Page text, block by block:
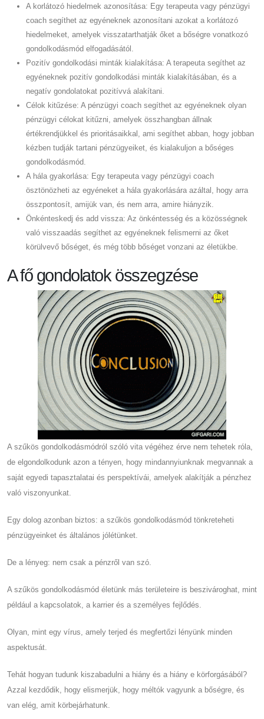
A korlátozó hiedelmek azonosítása: Egy terapeuta vagy pénzügyi
coach segíthet az egyéneknek azonosítani azokat a korlátozó
hiedelmeket, amelyek visszatarthatják őket a bőségre vonatkozó
gondolkodásmód elfogadásától.
Pozitív gondolkodási minták kialakítása: A terapeuta segíthet az
egyéneknek pozitív gondolkodási minták kialakításában, és a
negatív gondolatokat pozitívvá alakítani.
Célok kitűzése: A pénzügyi coach segíthet az egyéneknek olyan
pénzügyi célokat kitűzni, amelyek összhangban állnak
értékrendjükkel és prioritásaikkal, ami segíthet abban, hogy jobban
kézben tudják tartani pénzügyeiket, és kialakuljon a bőséges
gondolkodásmód.
A hála gyakorlása: Egy terapeuta vagy pénzügyi coach
ösztönözheti az egyéneket a hála gyakorlására azáltal, hogy arra
összpontosít, amijük van, és nem arra, amire hiányzik.
Önkénteskedj és add vissza: Az önkéntesség és a közösségnek
való visszaadás segíthet az egyéneknek felismerni az őket
körülvevő bőséget, és még több bőséget vonzani az életükbe.
A fő gondolatok összegzése
A szűkös gondolkodásmódról szóló vita végéhez érve nem tehetek róla,
de elgondolkodunk azon a tényen, hogy mindannyiunknak megvannak a
saját egyedi tapasztalatai és perspektívái, amelyek alakítják a pénzhez
való viszonyunkat.
Egy dolog azonban biztos: a szűkös gondolkodásmód tönkreteheti
pénzügyeinket és általános jólétünket.
De a lényeg: nem csak a pénzről van szó.
A szűkös gondolkodásmód életünk más területeire is beszivároghat, mint
például a kapcsolatok, a karrier és a személyes fejlődés.
Olyan, mint egy vírus, amely terjed és megfertőzi lényünk minden
aspektusát.
Tehát hogyan tudunk kiszabadulni a hiány és a hiány e körforgásából?
Azzal kezdődik, hogy elismerjük, hogy méltók vagyunk a bőségre, és
van elég, amit körbejárhatunk.